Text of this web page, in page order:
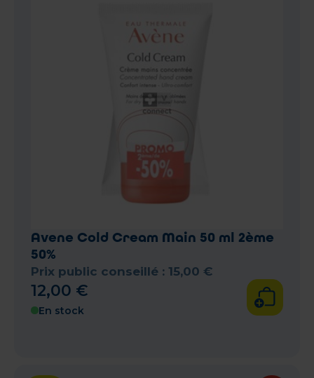
Avene Cold Cream Main 50 ml 2ème
50%
Prix public conseillé : 15,00 €
12,00 €
En stock